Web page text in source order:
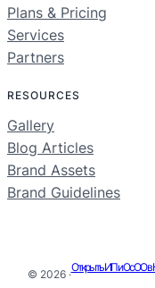
Plans & Pricing
Services
Partners
RESOURCES
Gallery
Blog Articles
Brand Assets
Brand Guidelines
© 2026 ·
Открыть ИП и ОсОО в